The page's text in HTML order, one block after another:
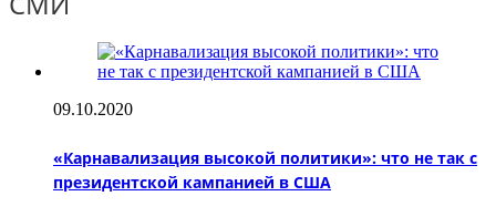
09.10.2020
«Карнавализация высокой политики»: что не так с
президентской кампанией в США